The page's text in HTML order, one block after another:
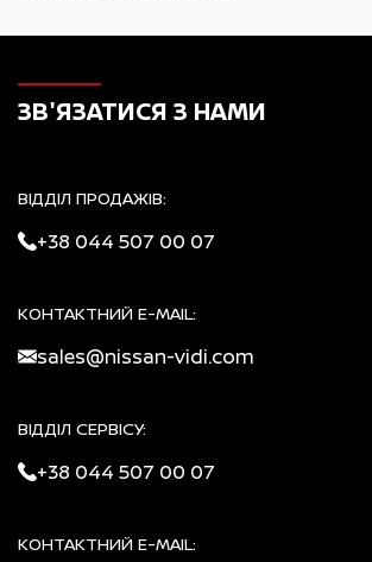
ЗВ'ЯЗАТИСЯ З НАМИ
ВІДДІЛ ПРОДАЖІВ:
+38 044 507 00 07
КОНТАКТНИЙ E-MAIL:
sales@nissan-vidi.com
ВІДДІЛ СЕРВІСУ:
+38 044 507 00 07
КОНТАКТНИЙ E-MAIL: